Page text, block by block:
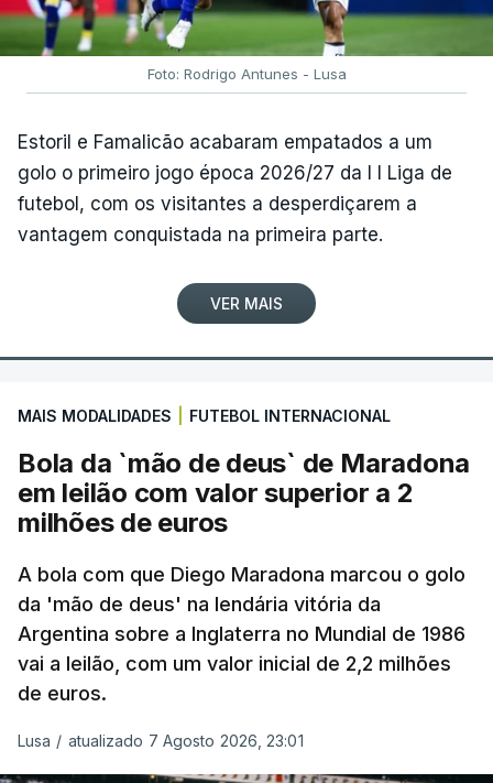
Foto: Rodrigo Antunes - Lusa
Estoril e Famalicão acabaram empatados a um
golo o primeiro jogo época 2026/27 da I I Liga de
futebol, com os visitantes a desperdiçarem a
vantagem conquistada na primeira parte.
VER MAIS
MAIS MODALIDADES FUTEBOL INTERNACIONAL
Bola da `mão de deus` de Maradona
em leilão com valor superior a 2
milhões de euros
A bola com que Diego Maradona marcou o golo
da 'mão de deus' na lendária vitória da
Argentina sobre a Inglaterra no Mundial de 1986
vai a leilão, com um valor inicial de 2,2 milhões
de euros.
Lusa / atualizado 7 Agosto 2026, 23:01